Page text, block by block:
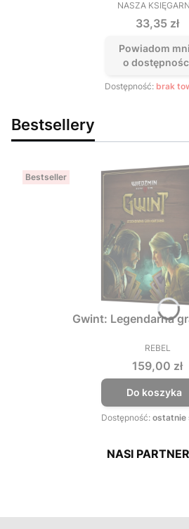
NASZA
Cena
33,35 zł
Powiadom
o
Dostępność: brak
Bestsellery
Bestseller
Gwint: Legendarna
REBEL
Cena
159,00 zł
Do koszyka
Dostępność: ostatnie
NASI